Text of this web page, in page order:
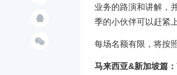


业务的路演和讲解，
季的小伙伴可以赶紧
每场名额有限，将按
马来西亚&新加坡篇